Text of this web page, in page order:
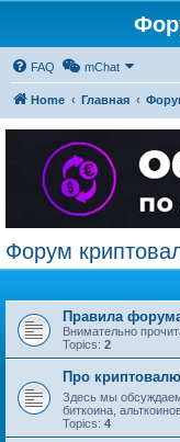
FAQ mChat
Home Главная
Форум
Правила
Внимательно
Topics: 2
Про
Здесь мы
биткоина,
Topics: 4